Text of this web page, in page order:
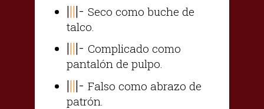
||||- Seco como buche de
talco.
||||- Complicado como
pantalón de pulpo.
||||- Falso como abrazo de
patrón.